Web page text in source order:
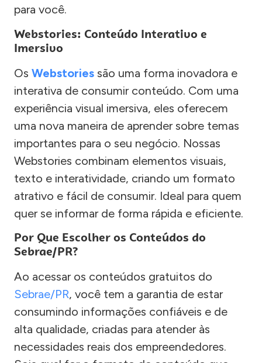
para você.
Webstories: Conteúdo Interativo e
Imersivo
Os Webstories são uma forma inovadora e
interativa de consumir conteúdo. Com uma
experiência visual imersiva, eles oferecem
uma nova maneira de aprender sobre temas
importantes para o seu negócio. Nossas
Webstories combinam elementos visuais,
texto e interatividade, criando um formato
atrativo e fácil de consumir. Ideal para quem
quer se informar de forma rápida e eficiente.
Por Que Escolher os Conteúdos do
Sebrae/PR?
Ao acessar os conteúdos gratuitos do
Sebrae/PR, você tem a garantia de estar
consumindo informações confiáveis e de
alta qualidade, criadas para atender às
necessidades reais dos empreendedores.